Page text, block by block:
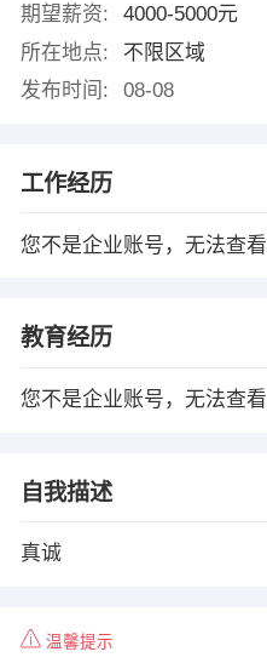
期望薪资:
4000-5000元
所在地点:
不限区域
发布时间:
08-08
工作经历
您不是企业账号，无法查看
教育经历
您不是企业账号，无法查看
自我描述
真诚
温馨提示